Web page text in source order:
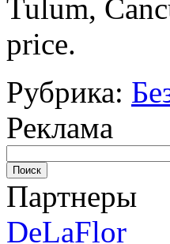
Tulum,
price.
Рубрика:
Реклама
Партнеры
DeLaFlor